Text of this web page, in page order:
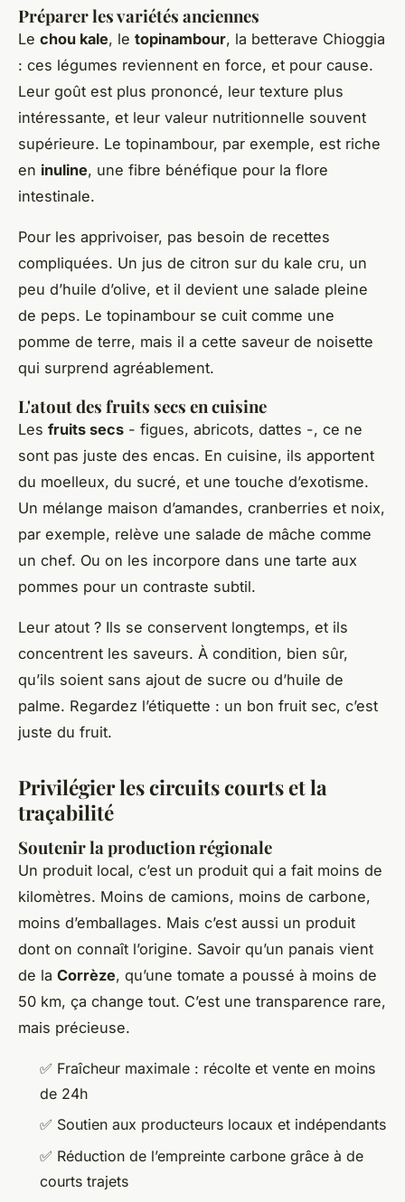
Préparer les variétés anciennes
Le chou kale, le topinambour, la betterave Chioggia
: ces légumes reviennent en force, et pour cause.
Leur goût est plus prononcé, leur texture plus
intéressante, et leur valeur nutritionnelle souvent
supérieure. Le topinambour, par exemple, est riche
en inuline, une fibre bénéfique pour la flore
intestinale.
Pour les apprivoiser, pas besoin de recettes
compliquées. Un jus de citron sur du kale cru, un
peu d’huile d’olive, et il devient une salade pleine
de peps. Le topinambour se cuit comme une
pomme de terre, mais il a cette saveur de noisette
qui surprend agréablement.
L'atout des fruits secs en cuisine
Les fruits secs - figues, abricots, dattes -, ce ne
sont pas juste des encas. En cuisine, ils apportent
du moelleux, du sucré, et une touche d’exotisme.
Un mélange maison d’amandes, cranberries et noix,
par exemple, relève une salade de mâche comme
un chef. Ou on les incorpore dans une tarte aux
pommes pour un contraste subtil.
Leur atout ? Ils se conservent longtemps, et ils
concentrent les saveurs. À condition, bien sûr,
qu’ils soient sans ajout de sucre ou d’huile de
palme. Regardez l’étiquette : un bon fruit sec, c’est
juste du fruit.
Privilégier les circuits courts et la
traçabilité
Soutenir la production régionale
Un produit local, c’est un produit qui a fait moins de
kilomètres. Moins de camions, moins de carbone,
moins d’emballages. Mais c’est aussi un produit
dont on connaît l’origine. Savoir qu’un panais vient
de la Corrèze, qu’une tomate a poussé à moins de
50 km, ça change tout. C’est une transparence rare,
mais précieuse.
✅ Fraîcheur maximale : récolte et vente en moins
de 24h
✅ Soutien aux producteurs locaux et indépendants
✅ Réduction de l’empreinte carbone grâce à de
courts trajets